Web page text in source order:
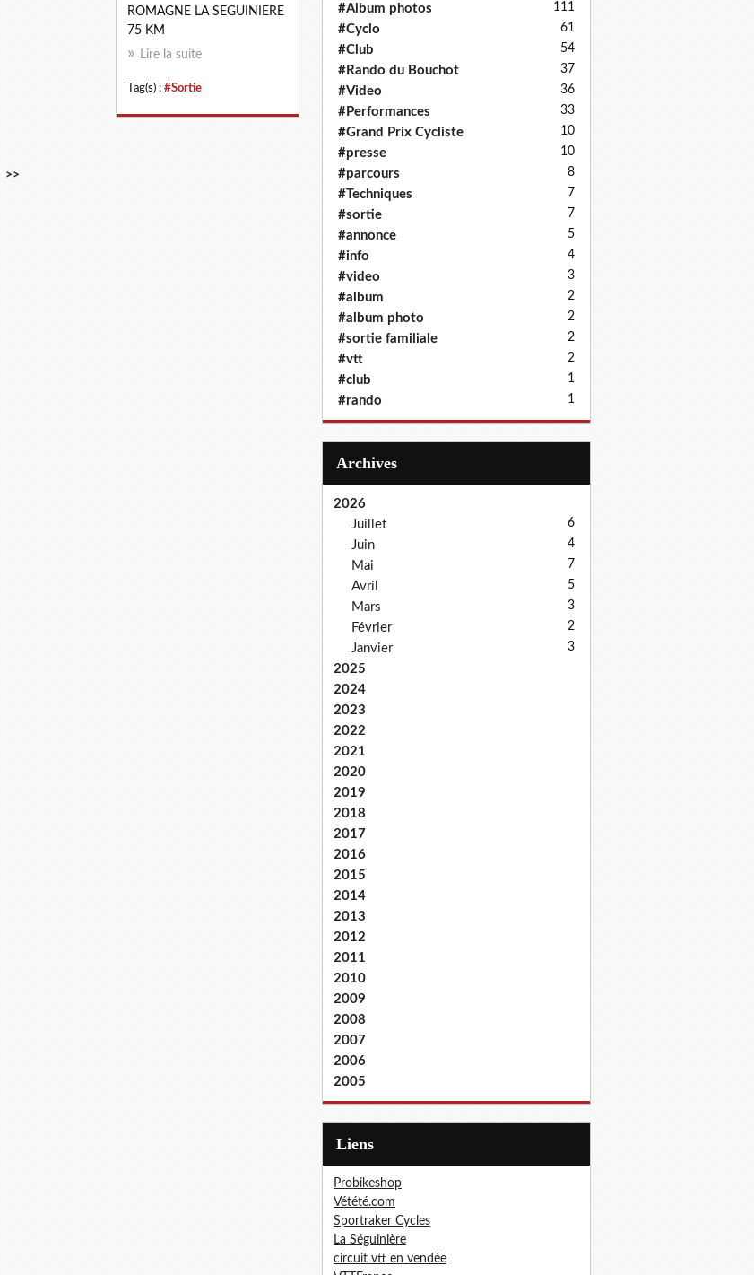
ROMAGNE LA SEGUINIERE
75 KM
Lire la suite
Tag(s) : #Sortie
>>
#Album photos 111
#Cyclo 61
#Club 54
#Rando du Bouchot 37
#Video 36
#Performances 33
#Grand Prix Cycliste 10
#presse 10
#parcours 8
#Techniques 7
#sortie 7
#annonce 5
#info 4
#video 3
#album 2
#album photo 2
#sortie familiale 2
#vtt 2
#club 1
#rando 1
Archives
2026
Juillet
6
Juin 4
Mai 7
Avril 5
Mars 3
Février 2
Janvier 3
2025
2024
2023
2022
2021
2020
2019
2018
2017
2016
2015
2014
2013
2012
2011
2010
2009
2008
2007
2006
2005
Liens
Probikeshop
Vétété.com
Sportraker Cycles
La Séguinière
circuit vtt en vendée